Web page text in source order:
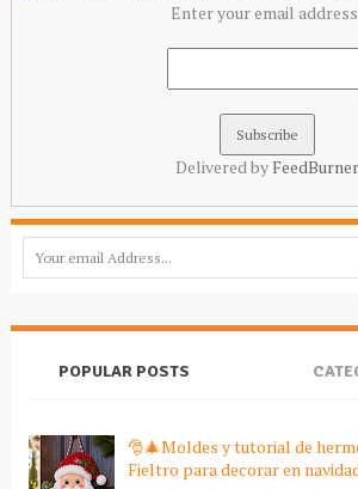
Enter your email
Delivered by FeedBurner
POPULAR POSTS
🎅🎄Moldes y tutorial de
Fieltro para decorar en